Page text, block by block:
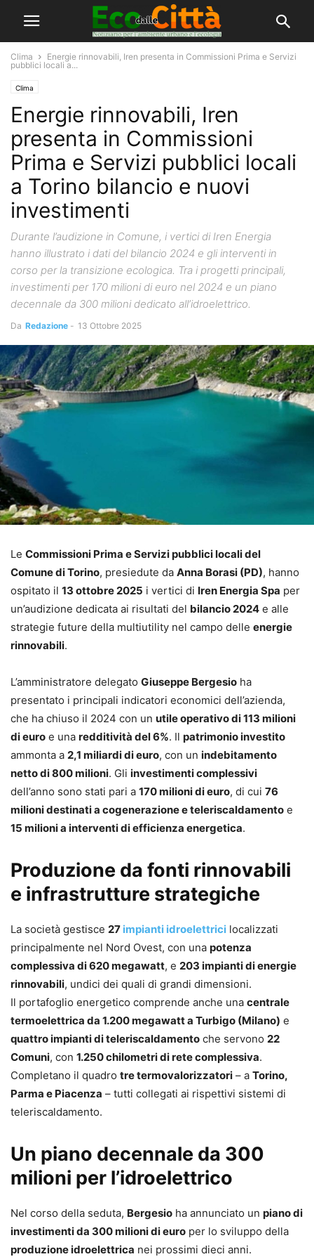
Clima
Energie rinnovabili, Iren presenta in Commissioni Prima e Servizi
pubblici locali a...
Clima
Energie rinnovabili, Iren
presenta in Commissioni
Prima e Servizi pubblici locali
a Torino bilancio e nuovi
investimenti
Durante l’audizione in Comune, i vertici di Iren Energia
hanno illustrato i dati del bilancio 2024 e gli interventi in
corso per la transizione ecologica. Tra i progetti principali,
investimenti per 170 milioni di euro nel 2024 e un piano
decennale da 300 milioni dedicato all’idroelettrico.
Da Redazione - 13 Ottobre 2025
Le Commissioni Prima e Servizi pubblici locali del
Comune di Torino, presiedute da Anna Borasi (PD), hanno
ospitato il 13 ottobre 2025 i vertici di Iren Energia Spa per
un’audizione dedicata ai risultati del bilancio 2024 e alle
strategie future della multiutility nel campo delle energie
rinnovabili.
L’amministratore delegato Giuseppe Bergesio ha
presentato i principali indicatori economici dell’azienda,
che ha chiuso il 2024 con un utile operativo di 113 milioni
di euro e una redditività del 6%. Il patrimonio investito
ammonta a 2,1 miliardi di euro, con un indebitamento
netto di 800 milioni. Gli investimenti complessivi
dell’anno sono stati pari a 170 milioni di euro, di cui 76
milioni destinati a cogenerazione e teleriscaldamento e
15 milioni a interventi di efficienza energetica.
Produzione da fonti rinnovabili
e infrastrutture strategiche
La società gestisce 27 impianti idroelettrici localizzati
principalmente nel Nord Ovest, con una potenza
complessiva di 620 megawatt, e 203 impianti di energie
rinnovabili, undici dei quali di grandi dimensioni.
Il portafoglio energetico comprende anche una centrale
termoelettrica da 1.200 megawatt a Turbigo (Milano) e
quattro impianti di teleriscaldamento che servono 22
Comuni, con 1.250 chilometri di rete complessiva.
Completano il quadro tre termovalorizzatori – a Torino,
Parma e Piacenza – tutti collegati ai rispettivi sistemi di
teleriscaldamento.
Un piano decennale da 300
milioni per l’idroelettrico
Nel corso della seduta, Bergesio ha annunciato un piano di
investimenti da 300 milioni di euro per lo sviluppo della
produzione idroelettrica nei prossimi dieci anni.